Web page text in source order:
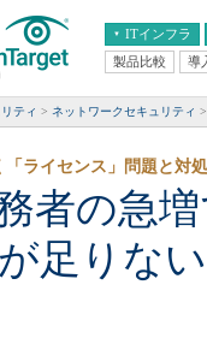
ITインフラ
エンタープライズAI
ERP
CX
情報系システム
製品比較 導
ティ ネットワークセキュリティ
者の急
足りな
ライセンス」問題と対処